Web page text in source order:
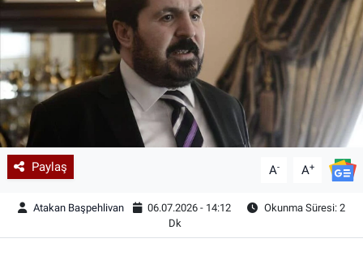
Paylaş A- A+
Atakan Başpehlivan 06.07.2026 - 14:12
Okunma Süresi: 2
Dk